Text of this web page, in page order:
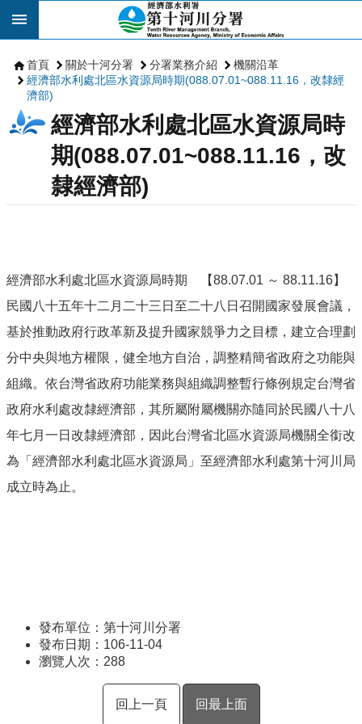
跳到主要內容區塊
首頁 關於十河分署 分署業務介紹
機關沿革
經濟部水利處北區水資源局時期(088.07.01~088.11.16，改隸經
濟部)
經濟部水利處北區水資源局時
期(088.07.01~088.11.16，改
隸經濟部)
經濟部水利處北區水資源局時期 【88.07.01 ～ 88.11.16】
民國八十五年十二月二十三日至二十八日召開國家發展會議，
基於推動政府行政革新及提升國家競爭力之目標，建立合理劃
分中央與地方權限，健全地方自治，調整精簡省政府之功能與
組織。依台灣省政府功能業務與組織調整暫行條例規定台灣省
政府水利處改隸經濟部，其所屬附屬機關亦隨同於民國八十八
年七月一日改隸經濟部，因此台灣省北區水資源局機關全銜改
為「經濟部水利處北區水資源局」至經濟部水利處第十河川局
成立時為止。
發布單位：第十河川分署
發布日期：106-11-04
瀏覽人次： 288
回上一頁 回最上面